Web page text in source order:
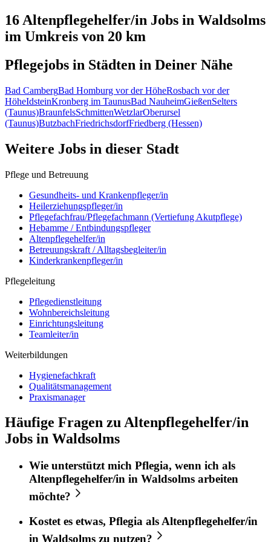
16 Altenpflegehelfer/in Jobs in Waldsolms
im Umkreis von 20 km
Pflegejobs in Städten in Deiner Nähe
Bad CambergBad Homburg vor der HöheRosbach vor der
HöheIdsteinKronberg im TaunusBad NauheimGießenSelters
(Taunus)BraunfelsSchmittenWetzlarOberursel
(Taunus)ButzbachFriedrichsdorfFriedberg (Hessen)
Weitere Jobs in dieser Stadt
Pflege und Betreuung
Gesundheits- und Krankenpfleger/in
Heilerziehungspfleger/in
Pflegefachfrau/Pflegefachmann (Vertiefung Akutpflege)
Hebamme / Entbindungspfleger
Altenpflegehelfer/in
Betreuungskraft / Alltagsbegleiter/in
Kinderkrankenpfleger/in
Pflegeleitung
Pflegedienstleitung
Wohnbereichsleitung
Einrichtungsleitung
Teamleiter/in
Weiterbildungen
Hygienefachkraft
Qualitätsmanagement
Praxismanager
Häufige Fragen zu Altenpflegehelfer/in
Jobs in Waldsolms
Wie unterstützt mich Pflegia, wenn ich als
Altenpflegehelfer/in in Waldsolms arbeiten
möchte?
Kostet es etwas, Pflegia als Altenpflegehelfer/in
in Waldsolms zu nutzen?